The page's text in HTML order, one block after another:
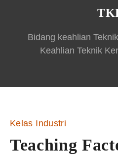
Bidang keahlian
Keahlian Teknik
Kelas Industri
Teaching